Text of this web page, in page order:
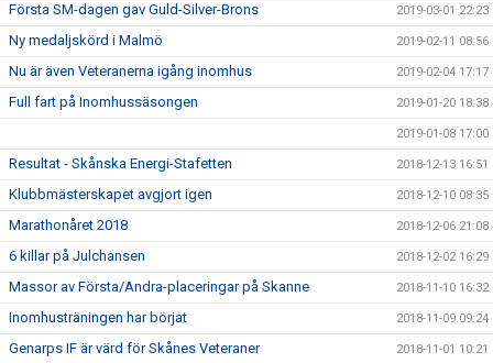
Första SM-dagen gav Guld-Silver-Brons 2019-03-01 22:23
Ny medaljskörd i Malmö 2019-02-11 08:56
Nu är även Veteranerna igång inomhus 2019-02-04 17:17
Full fart på Inomhussäsongen 2019-01-20 18:38
2019-01-08 17:00
Resultat - Skånska Energi-Stafetten 2018-12-13 16:51
Klubbmästerskapet avgjort igen 2018-12-10 08:35
Marathonåret 2018 2018-12-06 21:08
6 killar på Julchansen 2018-12-02 16:29
Massor av Första/Andra-placeringar på Skanne 2018-11-10 16:32
Inomhusträningen har börjat 2018-11-09 09:24
Genarps IF är värd för Skånes Veteraner 2018-11-01 10:21